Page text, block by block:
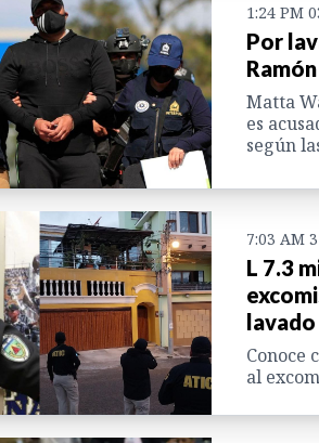
1:24 PM
Por
Matta
es
según
7:03 AM
L 7.3
Conoce
al